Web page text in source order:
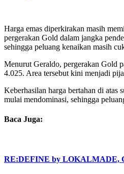
Harga emas diperkirakan masih
pergerakan Gold dalam jangka
sehingga peluang kenaikan masih
Menurut Geraldo, pergerakan Gold
4.025. Area tersebut kini menjadi
Keberhasilan harga bertahan di atas
mulai mendominasi, sehingga
Baca Juga:
RE:DEFINE by LOKALMADE,